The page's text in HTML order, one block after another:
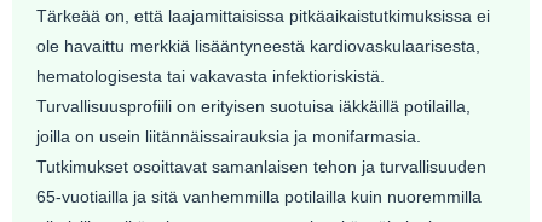
Tärkeää on, että laajamittaisissa pitkäaikaistutkimuksissa ei
ole havaittu merkkiä lisääntyneestä kardiovaskulaarisesta,
hematologisesta tai vakavasta infektioriskistä.
Turvallisuusprofiili on erityisen suotuisa iäkkäillä potilailla,
joilla on usein liitännäissairauksia ja monifarmasia.
Tutkimukset osoittavat samanlaisen tehon ja turvallisuuden
65-vuotiailla ja sitä vanhemmilla potilailla kuin nuoremmilla